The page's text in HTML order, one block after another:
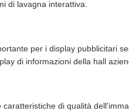
di lavagna interattiva.
per i display pubblicitari
di informazioni della hall
di qualità